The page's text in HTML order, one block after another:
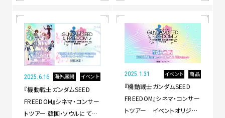
2025.6.16 海外展開 イベント
『機動戦士ガンダムSEED
FREEDOM』シネマ・コンサー
トツアー 韓国・ソウルにて開
2025.1.31 イベント 商品
『機動戦士ガンダムSEED
FREEDOM』シネマ・コンサー
トツアー イベントオリジナ